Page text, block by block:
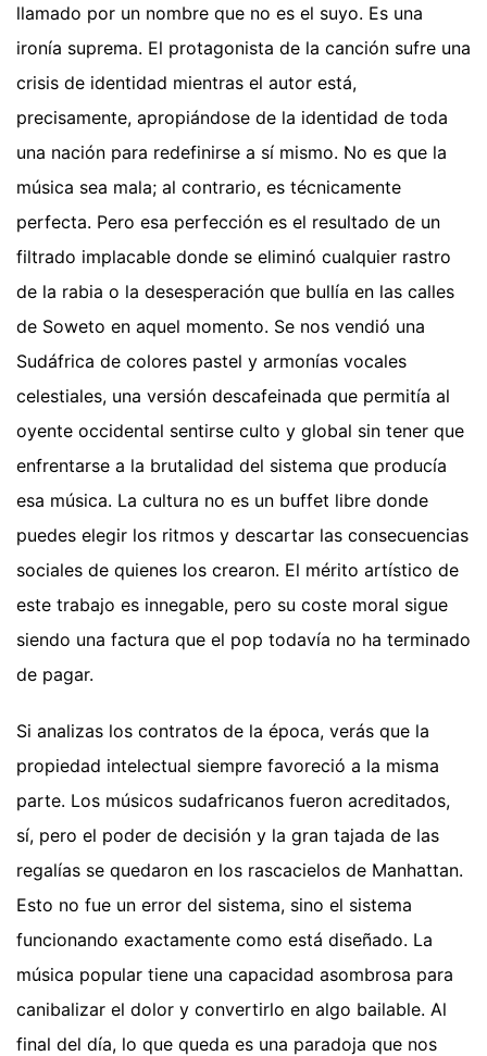
llamado por un nombre que no es el suyo. Es una
ironía suprema. El protagonista de la canción sufre una
crisis de identidad mientras el autor está,
precisamente, apropiándose de la identidad de toda
una nación para redefinirse a sí mismo. No es que la
música sea mala; al contrario, es técnicamente
perfecta. Pero esa perfección es el resultado de un
filtrado implacable donde se eliminó cualquier rastro
de la rabia o la desesperación que bullía en las calles
de Soweto en aquel momento. Se nos vendió una
Sudáfrica de colores pastel y armonías vocales
celestiales, una versión descafeinada que permitía al
oyente occidental sentirse culto y global sin tener que
enfrentarse a la brutalidad del sistema que producía
esa música. La cultura no es un buffet libre donde
puedes elegir los ritmos y descartar las consecuencias
sociales de quienes los crearon. El mérito artístico de
este trabajo es innegable, pero su coste moral sigue
siendo una factura que el pop todavía no ha terminado
de pagar.
Si analizas los contratos de la época, verás que la
propiedad intelectual siempre favoreció a la misma
parte. Los músicos sudafricanos fueron acreditados,
sí, pero el poder de decisión y la gran tajada de las
regalías se quedaron en los rascacielos de Manhattan.
Esto no fue un error del sistema, sino el sistema
funcionando exactamente como está diseñado. La
música popular tiene una capacidad asombrosa para
canibalizar el dolor y convertirlo en algo bailable. Al
final del día, lo que queda es una paradoja que nos